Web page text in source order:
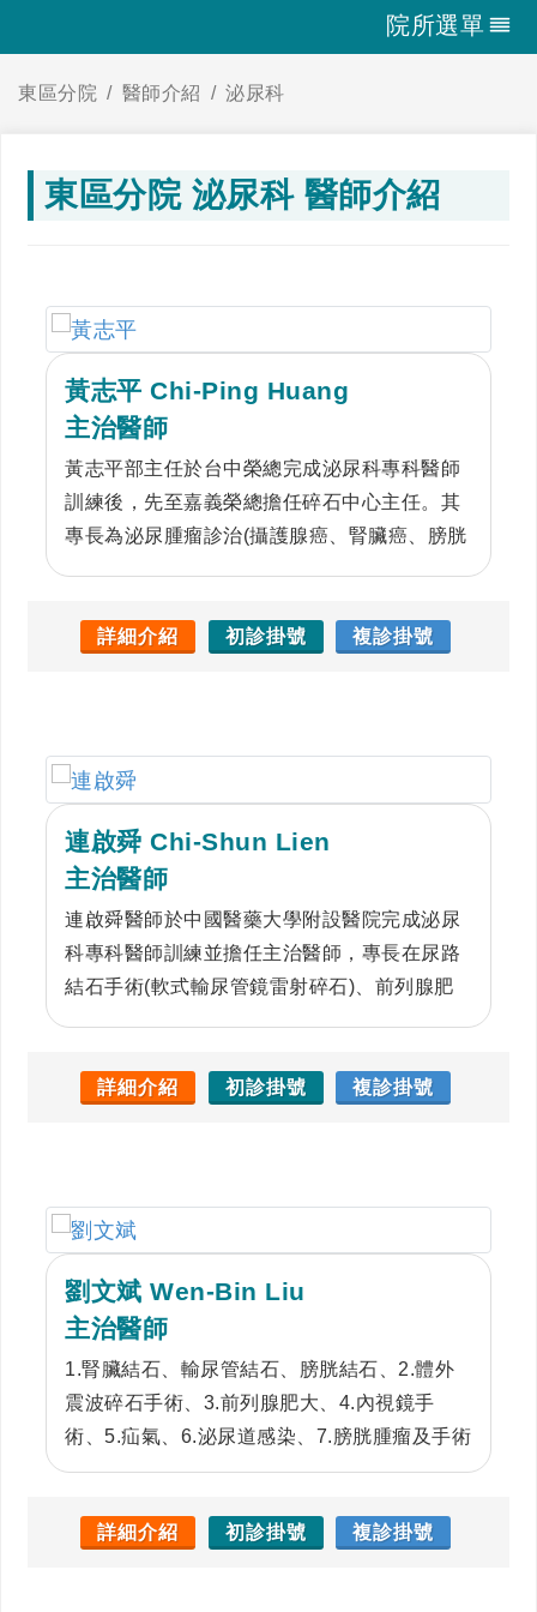
院所選單
東區分院 醫師介紹 泌尿科
東區分院 泌尿科 醫師介紹
黃志平 Chi-Ping Huang
主治醫師
黃志平部主任於台中榮總完成泌尿科專科醫師
訓練後，先至嘉義榮總擔任碎石中心主任。其
專長為泌尿腫瘤診治(攝護腺癌、腎臟癌、膀胱
經驗豐富，累積逾2000例經驗。曾至美國俄亥
於攝護腺肥大雷射微創手術及泌尿腫瘤細胞治
療。
詳細介紹 初診掛號 複診掛號
連啟舜 Chi-Shun Lien
主治醫師
連啟舜醫師於中國醫藥大學附設醫院完成泌尿
科專科醫師訓練並擔任主治醫師，專長在尿路
結石手術(軟式輸尿管鏡雷射碎石)、前列腺肥
能量震波)、包皮環切、輸精管結紮、精索靜脈
詳細介紹 初診掛號 複診掛號
劉文斌 Wen-Bin Liu
主治醫師
1.腎臟結石、輸尿管結石、膀胱結石、2.體外
震波碎石手術、3.前列腺肥大、4.內視鏡手
術、5.疝氣、6.泌尿道感染、7.膀胱腫瘤及手術
詳細介紹 初診掛號 複診掛號